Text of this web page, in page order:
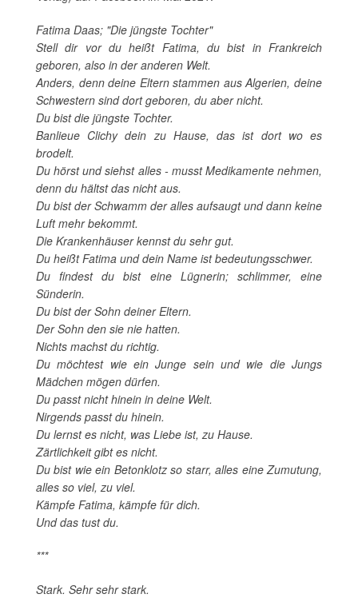
Fatima Daas; "Die jüngste Tochter"
Stell dir vor du heißt Fatima, du bist in Frankreich
geboren, also in der anderen Welt.
Anders, denn deine Eltern stammen aus Algerien, deine
Schwestern sind dort geboren, du aber nicht.
Du bist die jüngste Tochter.
Banlieue Clichy dein zu Hause, das ist dort wo es
brodelt.
Du hörst und siehst alles - musst Medikamente nehmen,
denn du hältst das nicht aus.
Du bist der Schwamm der alles aufsaugt und dann keine
Luft mehr bekommt.
Die Krankenhäuser kennst du sehr gut.
Du heißt Fatima und dein Name ist bedeutungsschwer.
Du findest du bist eine Lügnerin; schlimmer, eine
Sünderin.
Du bist der Sohn deiner Eltern.
Der Sohn den sie nie hatten.
Nichts machst du richtig.
Du möchtest wie ein Junge sein und wie die Jungs
Mädchen mögen dürfen.
Du passt nicht hinein in deine Welt.
Nirgends passt du hinein.
Du lernst es nicht, was Liebe ist, zu Hause.
Zärtlichkeit gibt es nicht.
Du bist wie ein Betonklotz so starr, alles eine Zumutung,
alles so viel, zu viel.
Kämpfe Fatima, kämpfe für dich.
Und das tust du.
***
Stark. Sehr sehr stark.